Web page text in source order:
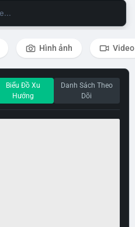
Hình ảnh Video
Biểu Đồ Xu
Hướng
Danh Sách Theo
Dõi